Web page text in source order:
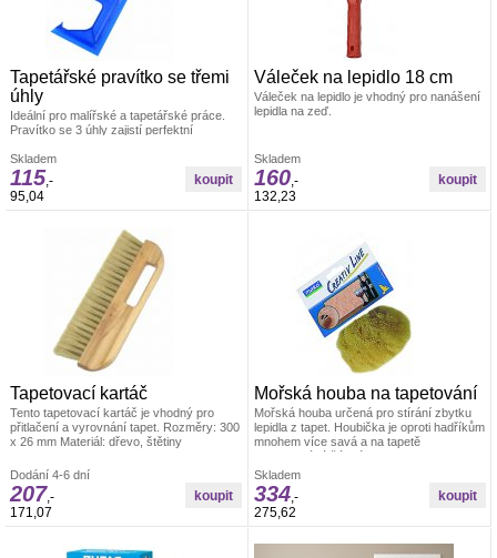
Tapetářské pravítko se třemi
úhly
Ideální pro malířské a tapetářské práce.
Pravítko se 3 úhly zajistí perfektní
hmota
Skladem
115,-
95,04
Váleček na lepidlo 18 cm
Váleček na lepidlo je vhodný pro nanášení
lepidla na zeď.
Skladem
160,-
132,23
Tapetovací kartáč
Tento tapetovací kartáč je vhodný pro
přitlačení a vyrovnání tapet. Rozměry: 300
x 26 mm Materiál: dřevo, štětiny
Dodání 4-6 dní
207,-
171,07
Mořská houba na tapetování
Mořská houba určená pro stírání zbytku
lepidla z tapet. Houbička je oproti hadříkům
mnohem více savá a na tapetě
nezanechává žádné skvrny. Velikost cca
14 cm
Skladem
334,-
275,62